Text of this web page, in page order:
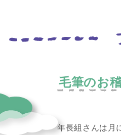
毛筆のお
年長組さんは月